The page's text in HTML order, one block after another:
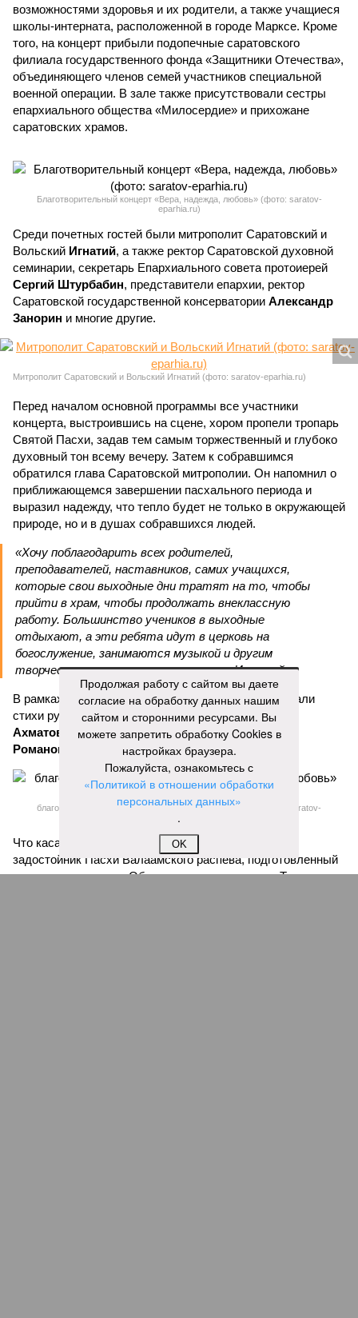
возможностями здоровья и их родители, а также учащиеся
школы-интерната, расположенной в городе Марксе. Кроме
того, на концерт прибыли подопечные саратовского
филиала государственного фонда «Защитники Отечества»,
объединяющего членов семей участников специальной
военной операции. В зале также присутствовали сестры
епархиального общества «Милосердие» и прихожане
саратовских храмов.
Благотворительный концерт «Вера, надежда, любовь» (фото: saratov-
eparhia.ru)
Среди почетных гостей были митрополит Саратовский и
Вольский Игнатий, а также ректор Саратовской духовной
семинарии, секретарь Епархиального совета протоиерей
Сергий Штурбабин, представители епархии, ректор
Саратовской государственной консерватории Александр
Занорин и многие другие.
Митрополит Саратовский и Вольский Игнатий (фото: saratov-eparhia.ru)
Перед началом основной программы все участники
концерта, выстроившись на сцене, хором пропели тропарь
Святой Пасхи, задав тем самым торжественный и глубоко
духовный тон всему вечеру. Затем к собравшимся
обратился глава Саратовской митрополии. Он напомнил о
приближающемся завершении пасхального периода и
выразил надежду, что тепло будет не только в окружающей
природе, но и в душах собравшихся людей.
«Хочу поблагодарить всех родителей,
преподавателей, наставников, самих учащихся,
которые свои выходные дни тратят на то, чтобы
прийти в храм, чтобы продолжать внеклассную
работу. Большинство учеников в выходные
отдыхают, а эти ребята идут в церковь на
богослужение, занимаются музыкой и другим
творчеством», – заявил митрополит Игнатий.
В рамках концертной программы со сцены прозвучали
стихи русских поэтов:Николая Гумилева, Анны
Ахматовой ,Бориса ПастернакаиКонстантина
Романова
благотворительный концерт «Вера, надежда, любовь» (фото: saratov-
Что касается вокальных выступлений, их открыл
задостойник Пасхи Валаамского распева, подготовленный
юными вокалистами Образовательного центра. Также для
Продолжая работу с сайтом вы даете
согласие на обработку данных нашим
сайтом и сторонними ресурсами. Вы
можете запретить обработку Cookies в
настройках браузера.
Пожалуйста, ознакомьтесь с
«Политикой в отношении обработки
персональных данных»
.
OK